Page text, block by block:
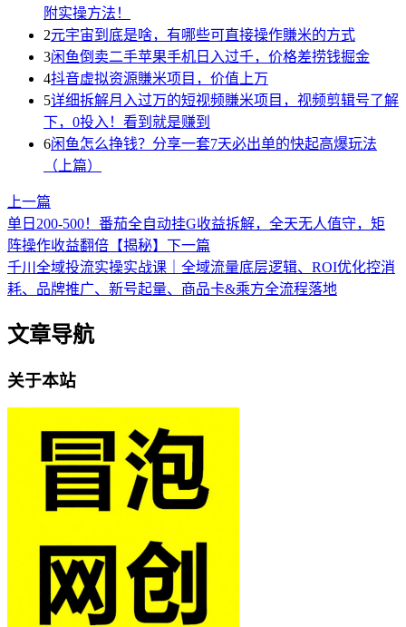
附实操方法！
2元宇宙到底是啥，有哪些可直接操作賺米的方式
3闲鱼倒卖二手苹果手机日入过千，价格差捞钱掘金
4抖音虚拟资源賺米项目，价值上万
5详细拆解月入过万的短视频賺米项目，视频剪辑号了解
下，0投入！看到就是赚到
6闲鱼怎么挣钱？分享一套7天必出单的快起高爆玩法
（上篇）
上一篇
单日200-500！番茄全自动挂G收益拆解，全天无人值守，矩
阵操作收益翻倍【揭秘】 下一篇
千川全域投流实操实战课｜全域流量底层逻辑、ROI优化控消
耗、品牌推广、新号起量、商品卡&乘方全流程落地
文章导航
关于本站